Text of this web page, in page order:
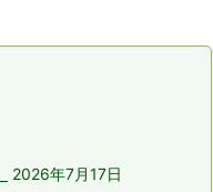

2026年7月17日